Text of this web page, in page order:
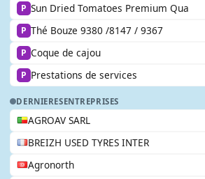
P Sun Dried Tomatoes Premium Qua
P Thé Bouze 9380 /8147 / 9367
P Coque de cajou
P Prestations de services
DERNIERESENTREPRISES
AGROAV SARL
BREIZH USED TYRES INTER
Agronorth